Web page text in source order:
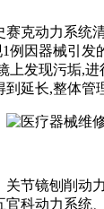
克动力系统
例因器械引发
上发现污垢,进
延长,整体管
关节镜刨削动
科动力系统